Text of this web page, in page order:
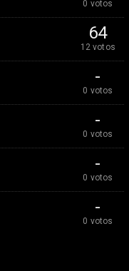
0 votos
64
12 votos
-
0 votos
-
0 votos
-
0 votos
-
0 votos